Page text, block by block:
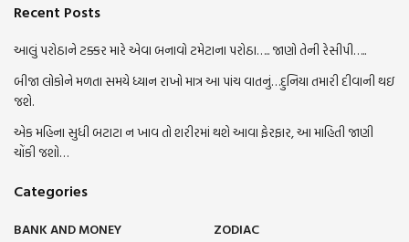
Recent Posts
આલું પરોઠાને ટક્કર મારે એવા બનાવો ટમેટાના પરોઠા….. જાણો તેની રેસીપી…..
બીજા લોકોને મળતા સમયે ધ્યાન રાખો માત્ર આ પાંચ વાતનું…દુનિયા તમારી દીવાની થઇ
જશે.
એક મહિના સુધી બટાટા ન ખાવ તો શરીરમાં થશે આવા ફેરફાર, આ માહિતી જાણી
ચોંકી જશો…
Categories
BANK AND MONEY
ZODIAC